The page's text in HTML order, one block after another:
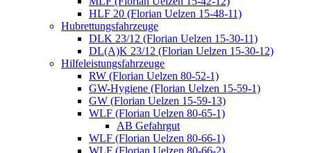
HLF 20 (Florian Uelzen 15-48-11)
Hubrettungsfahrzeuge
DLK 23/12 (Florian Uelzen 15-30-11)
DL(A)K 23/12 (Florian Uelzen 15-30-12)
Hilfeleistungsfahrzeuge
RW (Florian Uelzen 80-52-1)
GW-Hygiene (Florian Uelzen 15-59-1)
GW (Florian Uelzen 15-59-13)
WLF (Florian Uelzen 80-65-1)
AB Gefahrgut
WLF (Florian Uelzen 80-66-1)
WLF (Florian Uelzen 80-66-2)